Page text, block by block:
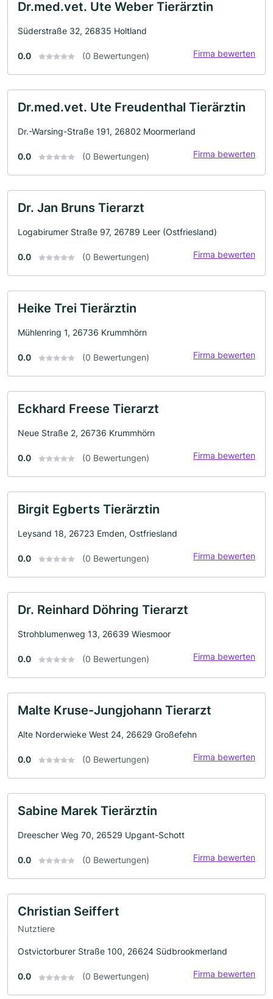
Dr.med.vet. Ute Weber Tierärztin
Süderstraße 32, 26835 Holtland
0.0 (0 Bewertungen) Firma bewerten
Dr.med.vet. Ute Freudenthal Tierärztin
Dr.-Warsing-Straße 191, 26802 Moormerland
0.0 (0 Bewertungen) Firma bewerten
Dr. Jan Bruns Tierarzt
Logabirumer Straße 97, 26789 Leer (Ostfriesland)
0.0 (0 Bewertungen) Firma bewerten
Heike Trei Tierärztin
Mühlenring 1, 26736 Krummhörn
0.0 (0 Bewertungen) Firma bewerten
Eckhard Freese Tierarzt
Neue Straße 2, 26736 Krummhörn
0.0 (0 Bewertungen) Firma bewerten
Birgit Egberts Tierärztin
Leysand 18, 26723 Emden, Ostfriesland
0.0 (0 Bewertungen) Firma bewerten
Dr. Reinhard Döhring Tierarzt
Strohblumenweg 13, 26639 Wiesmoor
0.0 (0 Bewertungen) Firma bewerten
Malte Kruse-Jungjohann Tierarzt
Alte Norderwieke West 24, 26629 Großefehn
0.0 (0 Bewertungen) Firma bewerten
Sabine Marek Tierärztin
Dreescher Weg 70, 26529 Upgant-Schott
0.0 (0 Bewertungen) Firma bewerten
Christian Seiffert
Nutztiere
Ostvictorburer Straße 100, 26624 Südbrookmerland
0.0 (0 Bewertungen) Firma bewerten